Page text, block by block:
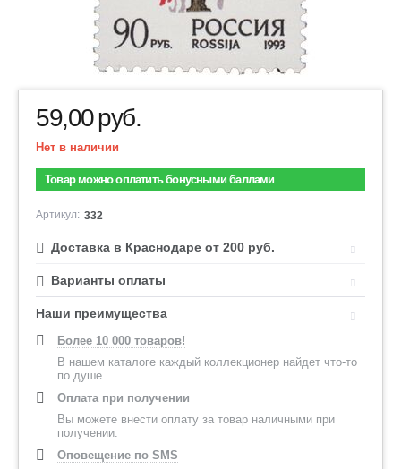
59,00руб.
Нет в наличии
Товар можно оплатить бонусными баллами
Артикул: 332
Доставка в Краснодаре от 200 руб.
Варианты оплаты
Наши преимущества
Более 10 000 товаров!
В нашем каталоге каждый коллекционер найдет что-то
по душе.
Оплата при получении
Вы можете внести оплату за товар наличными при
получении.
Оповещение по SMS